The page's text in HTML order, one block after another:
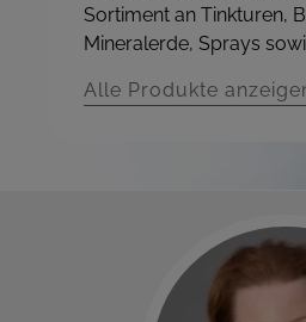
Sortiment an Tinkturen,
Mineralerde, Sprays
Alle Produkte